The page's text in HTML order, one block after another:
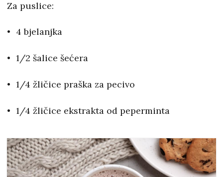
Za puslice:
4 bjelanjka
1/2 šalice šećera
1/4 žličice praška za pecivo
1/4 žličice ekstrakta od peperminta